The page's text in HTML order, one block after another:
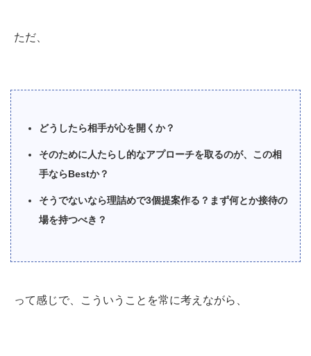
ただ、
どうしたら相手が心を開くか？
そのために人たらし的なアプローチを取るのが、この相
手ならBestか？
そうでないなら理詰めで3個提案作る？まず何とか接待の
場を持つべき？
って感じで、こういうことを常に考えながら、